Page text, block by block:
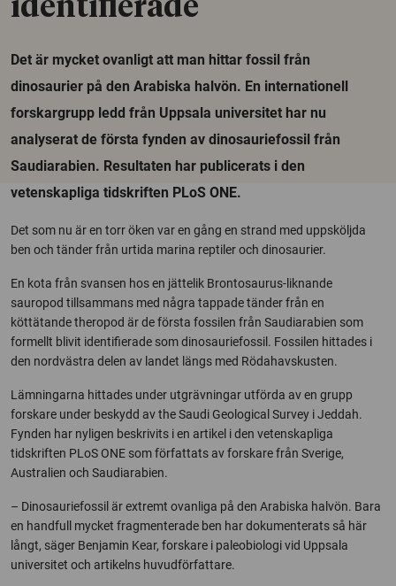
identifierade
Det är mycket ovanligt att man hittar fossil från
dinosaurier på den Arabiska halvön. En internationell
forskargrupp ledd från Uppsala universitet har nu
analyserat de första fynden av dinosauriefossil från
Saudiarabien. Resultaten har publicerats i den
vetenskapliga tidskriften PLoS ONE.
Det som nu är en torr öken var en gång en strand med uppsköljda
ben och tänder från urtida marina reptiler och dinosaurier.
En kota från svansen hos en jättelik Brontosaurus-liknande
sauropod tillsammans med några tappade tänder från en
köttätande theropod är de första fossilen från Saudiarabien som
formellt blivit identifierade som dinosauriefossil. Fossilen hittades i
den nordvästra delen av landet längs med Rödahavskusten.
Lämningarna hittades under utgrävningar utförda av en grupp
forskare under beskydd av the Saudi Geological Survey i Jeddah.
Fynden har nyligen beskrivits i en artikel i den vetenskapliga
tidskriften PLoS ONE som författats av forskare från Sverige,
Australien och Saudiarabien.
– Dinosauriefossil är extremt ovanliga på den Arabiska halvön. Bara
en handfull mycket fragmenterade ben har dokumenterats så här
långt, säger Benjamin Kear, forskare i paleobiologi vid Uppsala
universitet och artikelns huvudförfattare.